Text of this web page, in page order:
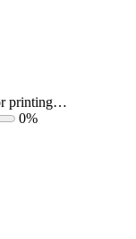
printing…
0%